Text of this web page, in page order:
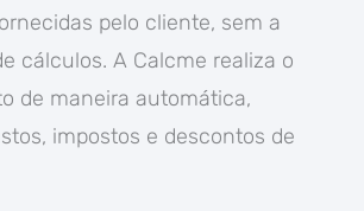
pelo cliente, sem a
cálculos. A Calcme realiza o
de maneira automática,
impostos e descontos de